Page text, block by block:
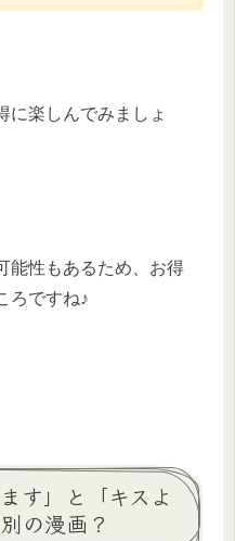
に楽しんでみましょ
能性もあるため、お得
ろですね♪
す」と「キスよ
の漫画？